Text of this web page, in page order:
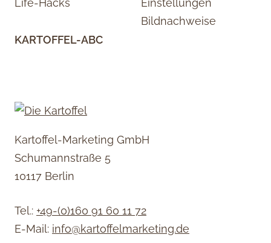
Life-Hacks
KARTOFFEL-ABC
Einstellungen
Bildnachweise
Kartoffel-Marketing GmbH
Schumannstraße 5
10117 Berlin
Tel.: +49-(0)160 91 60 11 72
E-Mail: info@kartoffelmarketing.de